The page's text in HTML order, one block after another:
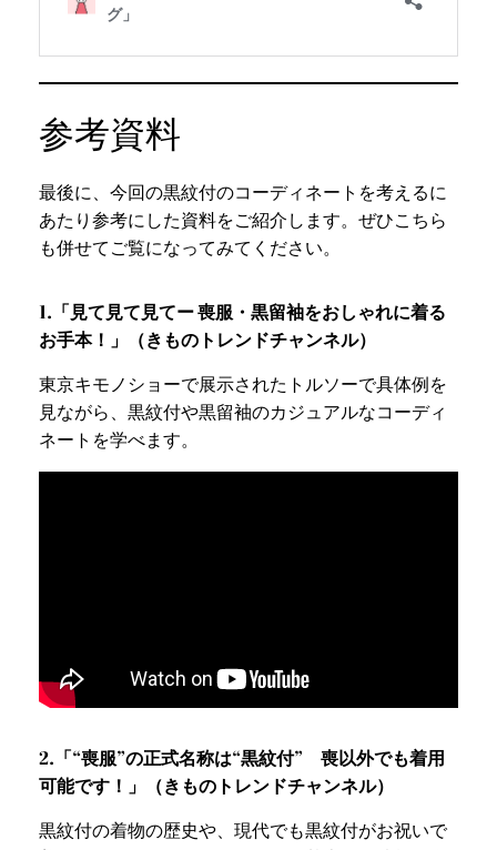
参考資料
最後に、今回の黒紋付のコーディネートを考えるに
あたり参考にした資料をご紹介します。ぜひこちら
も併せてご覧になってみてください。
1.「見て見て見てー 喪服・黒留袖をおしゃれに着る
お手本！」（きものトレンドチャンネル）
東京キモノショーで展示されたトルソーで具体例を
見ながら、黒紋付や黒留袖のカジュアルなコーディ
ネートを学べます。
2.「“喪服”の正式名称は“黒紋付” 喪以外でも着用
可能です！」（きものトレンドチャンネル）
黒紋付の着物の歴史や、現代でも黒紋付がお祝いで